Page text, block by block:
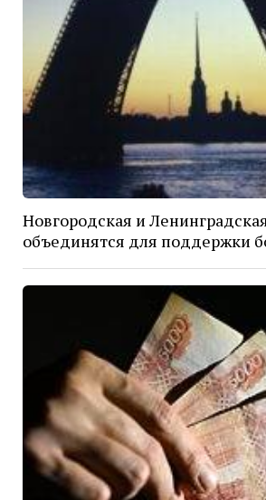
Новгородская и
объединятся для поддержки